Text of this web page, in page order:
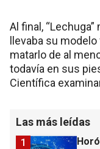
Al final,
llevaba su
matarlo de al
todavía en sus
Científica
Las más leídas
1